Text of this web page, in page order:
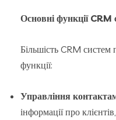
Основні функції CRM
Більшість CRM
функції:
Управління
інформації про